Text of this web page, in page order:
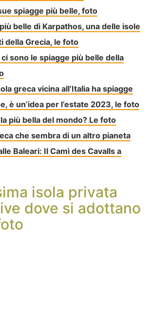
spiagge più belle, foto
belle di Karpathos, una delle isole
della Grecia, le foto
sono le spiagge più belle della
greca vicina all’Italia ha spiagge
è un’idea per l’estate 2023, le foto
più bella del mondo? Le foto
che sembra di un altro pianeta
Baleari: Il Camì des Cavalls a
isola privata
dove si adottano